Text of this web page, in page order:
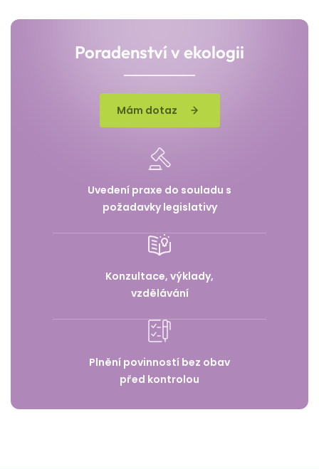
Poradenství v ekologii
Mám dotaz
Uvedení praxe do souladu s
požadavky legislativy
Konzultace, výklady,
vzdělávání
Plnění povinností bez obav
před kontrolou